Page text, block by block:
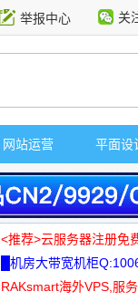
举报中心 关
网站运营 平面设
<推荐>云服务器注册
█机房大带宽机柜
RAKsmart海外VPS,服